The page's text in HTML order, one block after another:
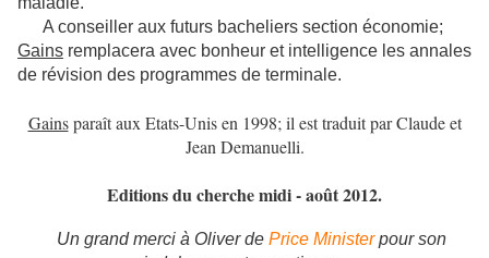
A conseiller aux futurs bacheliers section économie;
Gains remplacera avec bonheur et intelligence les annales
de révision des programmes de terminale.
Gainsparaît aux Etats-Unis en 1998; il est traduit par Claude et
Jean Demanuelli.
Editions du cherche midi - août 2012.
Un grand merci à Oliver de Price Ministerpour son